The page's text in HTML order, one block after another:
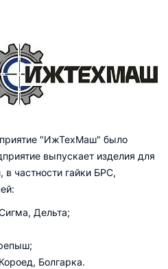
"ИжТехМаш" было
выпускает изделия для
частности гайки БРС,
Дельта;
Болгарка.